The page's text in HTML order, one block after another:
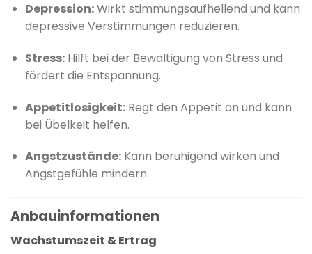
Depression:Wirkt stimmungsaufhellend und kann
depressive Verstimmungen reduzieren.
Stress: Hilft bei der Bewältigung von Stress und
fördert die Entspannung.
Appetitlosigkeit: Regt den Appetit an und kann
bei Übelkeit helfen.
Angstzustände: Kann beruhigend wirken und
Angstgefühle mindern.
Anbauinformationen
Wachstumszeit & Ertrag